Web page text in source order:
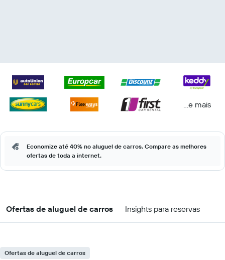
...e mais
Economize até 40% no aluguel de carros. Compare as melhores
ofertas de toda a internet.
Ofertas de aluguel de carros Insights para reservas
Ofertas de aluguel de carros